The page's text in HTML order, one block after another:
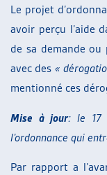
Le projet
avoir perçu l’aide
de sa demande
avec des «
mentionné ces
Mise à jour: le 17
l’ordonnance qui
Par rapport a